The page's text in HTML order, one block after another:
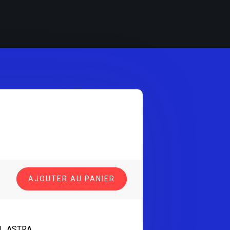
AJOUTER AU PANIER